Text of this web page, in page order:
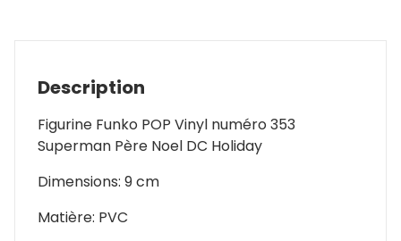
Description
Figurine Funko POP Vinyl numéro 353
Superman Père Noel DC Holiday
Dimensions: 9 cm
Matière: PVC